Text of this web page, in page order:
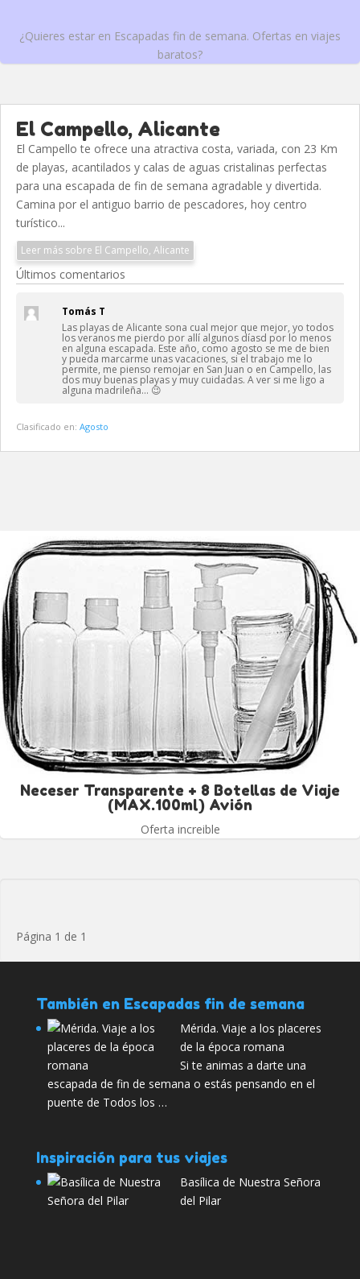
¿Quieres estar en Escapadas fin de semana. Ofertas en viajes
baratos?
El Campello, Alicante
El Campello te ofrece una atractiva costa, variada, con 23 Km
de playas, acantilados y calas de aguas cristalinas perfectas
para una escapada de fin de semana agradable y divertida.
Camina por el antiguo barrio de pescadores, hoy centro
turístico...
Leer más sobre El Campello, Alicante
Últimos comentarios
Tomás T
Las playas de Alicante sona cual mejor que mejor, yo todos
los veranos me pierdo por allí algunos díasd por lo menos
en alguna escapada. Este año, como agosto se me de bien
y pueda marcarme unas vacaciones, si el trabajo me lo
permite, me pienso remojar en San Juan o en Campello, las
dos muy buenas playas y muy cuidadas. A ver si me ligo a
alguna madrileña… 😉
Clasificado en: Agosto
Neceser Transparente + 8 Botellas de Viaje
(MAX.100ml) Avión
Oferta increible
Página 1 de 1
También en Escapadas fin de semana
Mérida. Viaje a los placeres
de la época romana
Si te animas a darte una
escapada de fin de semana o estás pensando en el
puente de Todos los …
Inspiración para tus viajes
Basílica de Nuestra Señora
del Pilar